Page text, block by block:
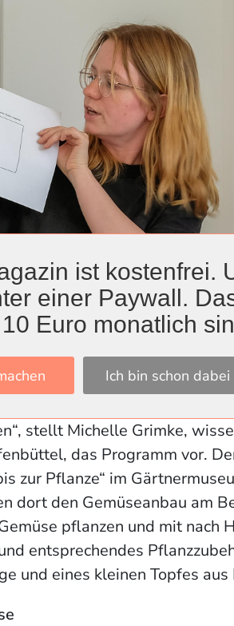
Programm sowohl im
stellt Michelle Grimke,
das Programm vor.
zur Pflanze“ im
dort den Gemüseanbau am
pflanzen und mit nach
entsprechendes
und eines kleinen Topfes aus
ist kostenfrei.
einer Paywall.
Euro monatlich
Ich bin schon dabei